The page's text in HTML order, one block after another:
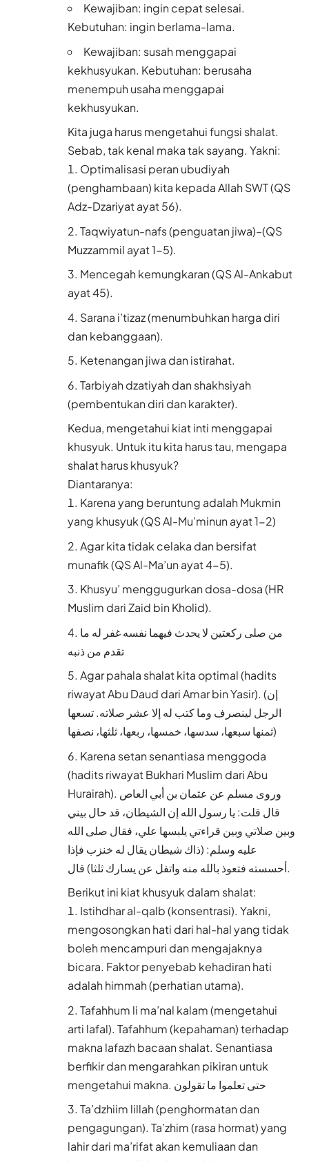
Kewajiban: ingin cepat selesai.
Kebutuhan: ingin berlama-lama.
Kewajiban: susah menggapai
kekhusyukan. Kebutuhan: berusaha
menempuh usaha menggapai
kekhusyukan.
Kita juga harus mengetahui fungsi shalat.
Sebab, tak kenal maka tak sayang. Yakni:
Optimalisasi peran ubudiyah
(penghambaan) kita kepada Allah SWT (QS
Adz-Dzariyat ayat 56).
Taqwiyatun-nafs (penguatan jiwa)–(QS
Muzzammil ayat 1-5).
Mencegah kemungkaran (QS Al-Ankabut
ayat 45).
Sarana i’tizaz (menumbuhkan harga diri
dan kebanggaan).
Ketenangan jiwa dan istirahat.
Tarbiyah dzatiyah dan shakhsiyah
(pembentukan diri dan karakter).
Kedua, mengetahui kiat inti menggapai
khusyuk. Untuk itu kita harus tau, mengapa
shalat harus khusyuk?
Diantaranya:
Karena yang beruntung adalah Mukmin
yang khusyuk (QS Al-Mu’minun ayat 1-2)
Agar kita tidak celaka dan bersifat
munafik (QS Al-Ma’un ayat 4-5).
Khusyu’ menggugurkan dosa-dosa (HR
Muslim dari Zaid bin Kholid).
من صلى ركعتين لا يحدث فيهما نفسه غفر له ما
تقدم من ذنبه
Agar pahala shalat kita optimal (hadits
riwayat Abu Daud dari Amar bin Yasir). (إن
الرجل لينصرف وما كتب له إلا عشر صلاته. تسعها
ثمنها سبعها، سدسها، خمسها، ربعها، ثلثها، نصفها)
Karena setan senantiasa menggoda
(hadits riwayat Bukhari Muslim dari Abu
Hurairah). وروى مسلم عن عثمان بن أبي العاص
قال قلت: يا رسول الله إن الشيطان، قد حال بيني
وبين صلاتي وبين قراءتي يلبسها علي، فقال صلى الله
عليه وسلم: (ذاك شيطان يقال له خنزب فإذا
أحسسته فتعوذ بالله منه واتفل عن يسارك ثلثا) قال.
Berikut ini kiat khusyuk dalam shalat:
Istihdhar al-qalb (konsentrasi). Yakni,
mengosongkan hati dari hal-hal yang tidak
boleh mencampuri dan mengajaknya
bicara. Faktor penyebab kehadiran hati
adalah himmah (perhatian utama).
Tafahhum li ma’nal kalam (mengetahui
arti lafal). Tafahhum (kepahaman) terhadap
makna lafazh bacaan shalat. Senantiasa
berfikir dan mengarahkan pikiran untuk
mengetahui makna. حتى تعلموا ما تقولون
Ta’dzhiim lillah (penghormatan dan
pengagungan). Ta’zhim (rasa hormat) yang
lahir dari ma’rifat akan kemuliaan dan